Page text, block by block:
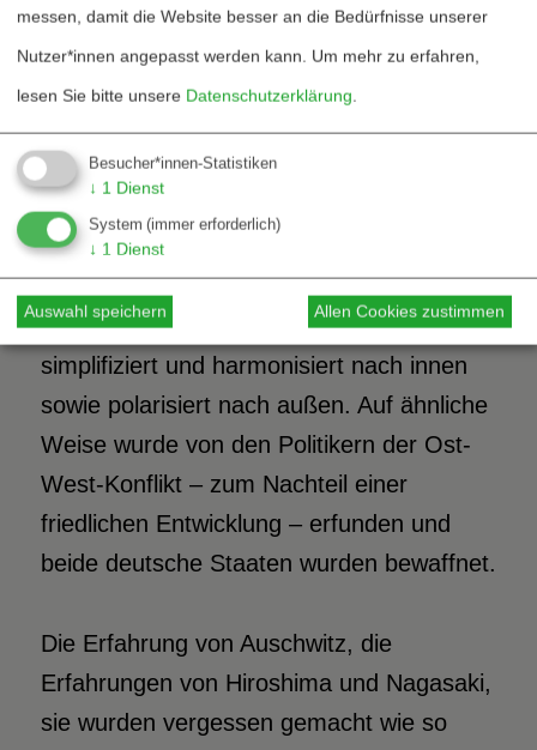
60) , die gesellschaftlichen Ursachen der
Friedlosigkeit wahrzunehmen und an ihrer
Überwindung zu arbeiten.
Gesellschaftskritik war verständlicherweise
im Nachkriegsdeutschland nicht gefragt. In
Krisenzeiten – die Nachkriegszeit war eine
für Deutschland – wird all zu gerne
simplifiziert und harmonisiert nach innen
sowie polarisiert nach außen. Auf ähnliche
Weise wurde von den Politikern der Ost-
West-Konflikt – zum Nachteil einer
friedlichen Entwicklung – erfunden und
beide deutsche Staaten wurden bewaffnet.
Die Erfahrung von Auschwitz, die
Erfahrungen von Hiroshima und Nagasaki,
sie wurden vergessen gemacht wie so
messen, damit die Website besser an die Bedürfnisse unserer
Nutzer*innen angepasst werden kann. Um mehr zu erfahren,
lesen Sie bitte unsere Datenschutzerklärung.
Besucher*innen-Statistiken
↓ 1 Dienst
System (immer erforderlich)
↓ 1 Dienst
Auswahl speichern Allen Cookies zustimmen